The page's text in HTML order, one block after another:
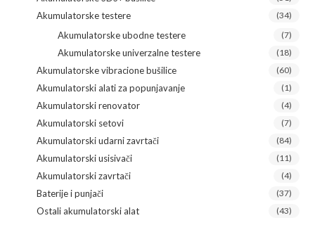
Akumulatorske testere (34)
Akumulatorske ubodne testere (7)
Akumulatorske univerzalne testere (18)
Akumulatorske vibracione bušilice (60)
Akumulatorski alati za popunjavanje (1)
Akumulatorski renovator (4)
Akumulatorski setovi (7)
Akumulatorski udarni zavrtači (84)
Akumulatorski usisivači (11)
Akumulatorski zavrtači (4)
Baterije i punjači (37)
Ostali akumulatorski alat (43)